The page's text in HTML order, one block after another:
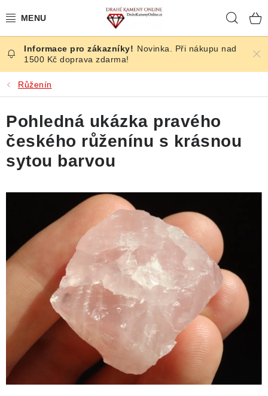
na
ČESKÉ KAMENY
ŠPERKY
KAMENY ZE SVĚTA
BROUŠENÉ
KRYSTALY
NALEZIŠTĚ
NÁŠ PŘÍBĚH
VIDEOGALERIE
Novinka. Při nákupu nad
1500 Kč doprava zdarma!
Růženín
Pohledná ukázka pravého
českého růženínu s krásnou
sytou barvou